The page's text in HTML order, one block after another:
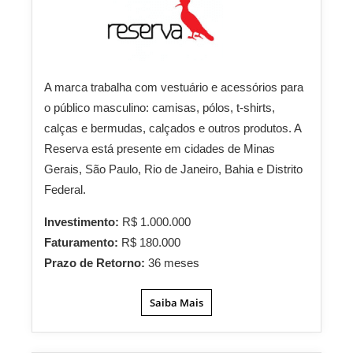
A marca trabalha com vestuário e acessórios para
o público masculino: camisas, pólos, t-shirts,
calças e bermudas, calçados e outros produtos. A
Reserva está presente em cidades de Minas
Gerais, São Paulo, Rio de Janeiro, Bahia e Distrito
Federal.
Investimento: R$ 1.000.000
Faturamento: R$ 180.000
Prazo de Retorno: 36 meses
Saiba Mais